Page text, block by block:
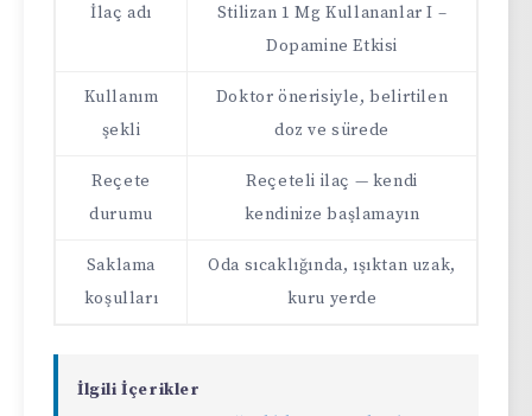
İlaç adı
Stilizan 1 Mg Kullananlar I –
Dopamine Etkisi
Kullanım
şekli
Doktor önerisiyle, belirtilen
doz ve sürede
Reçete
durumu
Reçeteli ilaç — kendi
kendinize başlamayın
Saklama
koşulları
Oda sıcaklığında, ışıktan uzak,
kuru yerde
İlgili İçerikler